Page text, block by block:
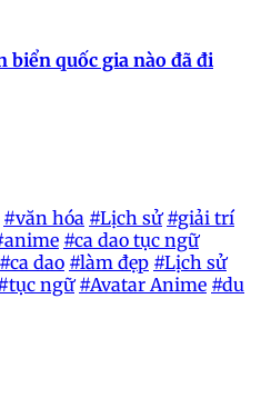
biển quốc gia nào đã đi
#văn hóa #Lịch sử #giải trí
#ca dao tục ngữ
#ca dao #làm đẹp #Lịch sử
ngữ #Avatar Anime #du